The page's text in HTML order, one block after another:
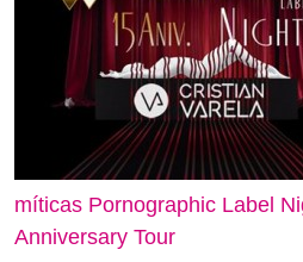
míticas Pornographic Label
Anniversary Tour